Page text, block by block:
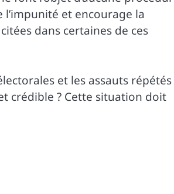
et encourage la
dans certaines de ces
et les assauts répétés
crédible ? Cette situation doit